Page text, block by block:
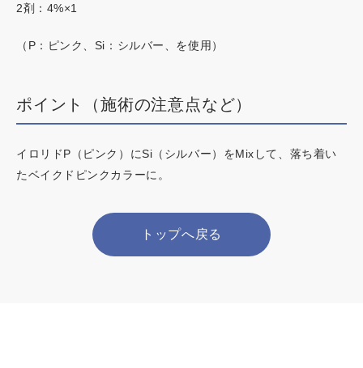
2剤：4%×1
（P：ピンク、Si：シルバー、を使用）
ポイント（施術の注意点など）
イロリドP（ピンク）にSi（シルバー）をMixして、落ち着い
たベイクドピンクカラーに。
トップへ戻る